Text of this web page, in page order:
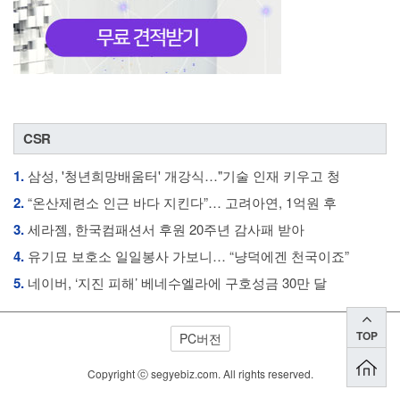
CSR
1.삼성, '청년희망배움터' 개강식…"기술 인재 키우고 청
2.“온산제련소 인근 바다 지킨다”… 고려아연, 1억원 후
3.세라젬, 한국컴패션서 후원 20주년 감사패 받아
4. 유기묘 보호소 일일봉사 가보니… “냥덕에겐 천국이죠”
5. 네이버, ‘지진 피해’ 베네수엘라에 구호성금 30만 달
PC버전
Copyright ⓒ segyebiz.com. All rights reserved.
TOP